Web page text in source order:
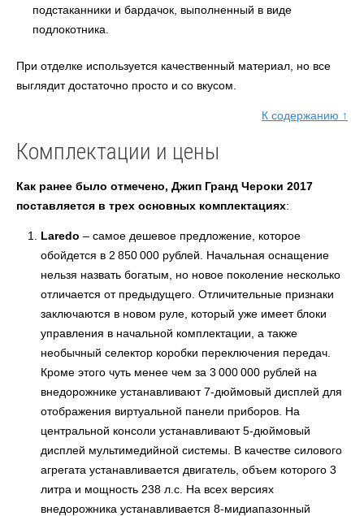
подстаканники и бардачок, выполненный в виде
подлокотника.
При отделке используется качественный материал, но все
выглядит достаточно просто и со вкусом.
К содержанию ↑
Комплектации и цены
Как ранее было отмечено, Джип Гранд Чероки 2017
поставляется в трех основных комплектациях:
Laredo – самое дешевое предложение, которое
обойдется в 2 850 000 рублей. Начальная оснащение
нельзя назвать богатым, но новое поколение несколько
отличается от предыдущего. Отличительные признаки
заключаются в новом руле, который уже имеет блоки
управления в начальной комплектации, а также
необычный селектор коробки переключения передач.
Кроме этого чуть менее чем за 3 000 000 рублей на
внедорожнике устанавливают 7-дюймовый дисплей для
отображения виртуальной панели приборов. На
центральной консоли устанавливают 5-дюймовый
дисплей мультимедийной системы. В качестве силового
агрегата устанавливается двигатель, объем которого 3
литра и мощность 238 л.с. На всех версиях
внедорожника устанавливается 8-мидиапазонный